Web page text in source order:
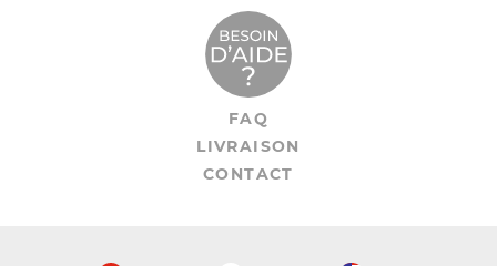
FAQ
LIVRAISON
CONTACT